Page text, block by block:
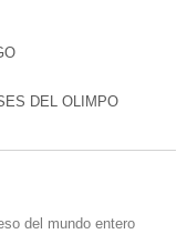
DEL OLIMPO
del mundo entero